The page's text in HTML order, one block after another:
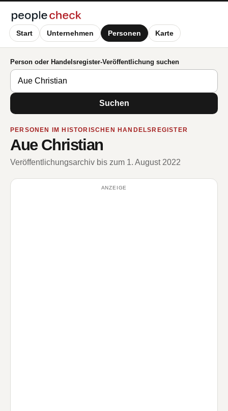
Start Unternehmen Personen Karte
Person oder Handelsregister-Veröffentlichung suchen
Suchen
PERSONEN IM HISTORISCHEN HANDELSREGISTER
Aue Christian
Veröffentlichungsarchiv bis zum 1. August 2022
ANZEIGE